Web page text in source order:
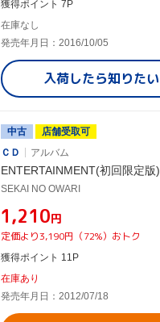
獲得ポイント 7P
在庫なし
発売年月日：2016/10/05
入荷したら知りたい
中古
店舗受取可
ＣＤ
アルバム
ENTERTAINMENT(初回限定版)
SEKAI NO OWARI
¥1,210円
定価より3,190円（72%）おトク
獲得ポイント 11P
在庫あり
発売年月日：2012/07/18